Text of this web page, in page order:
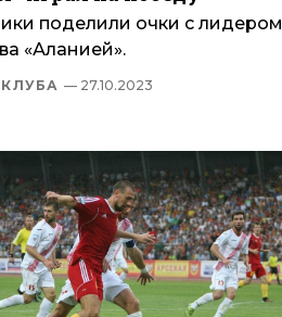
поделили очки с лидером
«Аланией».
— 27.10.2023